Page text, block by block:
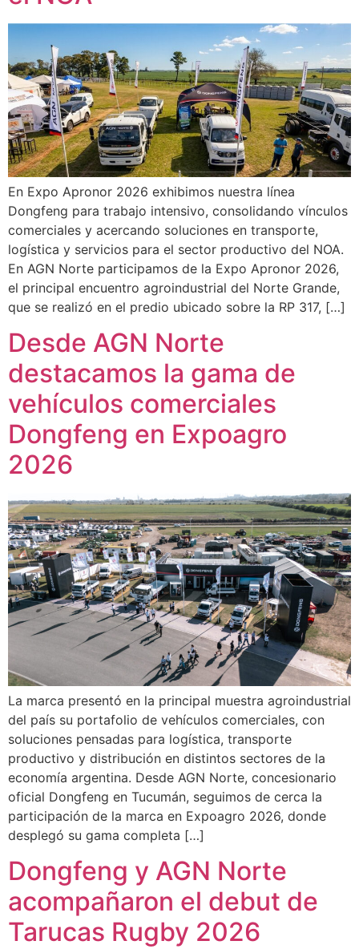
En Expo Apronor 2026 exhibimos nuestra línea
Dongfeng para trabajo intensivo, consolidando vínculos
comerciales y acercando soluciones en transporte,
logística y servicios para el sector productivo del NOA.
En AGN Norte participamos de la Expo Apronor 2026,
el principal encuentro agroindustrial del Norte Grande,
que se realizó en el predio ubicado sobre la RP 317, […]
Desde AGN Norte
destacamos la gama de
vehículos comerciales
Dongfeng en Expoagro
2026
La marca presentó en la principal muestra agroindustrial
del país su portafolio de vehículos comerciales, con
soluciones pensadas para logística, transporte
productivo y distribución en distintos sectores de la
economía argentina. Desde AGN Norte, concesionario
oficial Dongfeng en Tucumán, seguimos de cerca la
participación de la marca en Expoagro 2026, donde
desplegó su gama completa […]
Dongfeng y AGN Norte
acompañaron el debut de
Tarucas Rugby 2026